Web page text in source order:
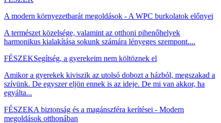
A modern környezetbarát megoldások - A WPC burkolatok előnyei
A természet közelsége, valamint az otthoni pihenőhelyek
harmonikus kialakítása sokunk számára lényeges szempont....
FÉSZEKSegítség, a gyerekeim nem költöznek el
Amikor a gyerekek kiviszik az utolsó dobozt a házból, megszakad a
szívünk. De egyszer eljön ennek is az ideje. De mi van akkor, ha
egyálta...
FÉSZEKA biztonság és a magánszféra kerítései - Modern
megoldások otthonában